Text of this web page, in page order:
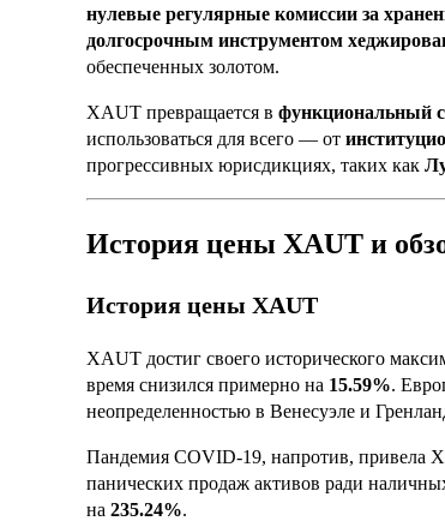
нулевые регулярные комиссии за
долгосрочным инструментом
обеспеченных золотом.
XAUT превращается в функциональный
использоваться для всего — от
прогрессивных юрисдикциях, таких как
История цены XAUT и
История цены XAUT
XAUT достиг своего исторического
время снизился примерно на 15.59%.
неопределенностью в Венесуэле и
Пандемия COVID-19, напротив, привела
панических продаж активов ради
на 235.24%.